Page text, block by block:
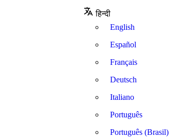
हिन्दी
English
Español
Français
Deutsch
Italiano
Português
Português (Brasil)